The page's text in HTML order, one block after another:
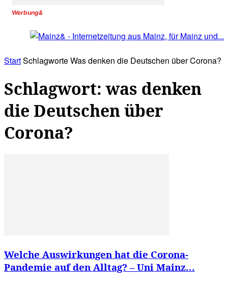
Werbung&
StartSchlagworteWas denken die Deutschen über Corona?
Schlagwort: was denken
die Deutschen über
Corona?
Welche Auswirkungen hat die Corona-
Pandemie auf den Alltag? – Uni Mainz...